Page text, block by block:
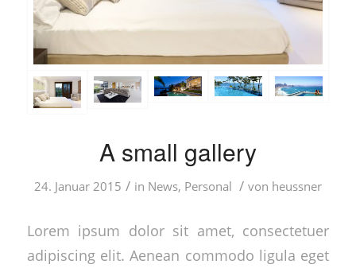
A small gallery
24. Januar 2015 / in News, Personal / von heussner
Lorem ipsum dolor sit amet, consectetuer
adipiscing elit. Aenean commodo ligula eget